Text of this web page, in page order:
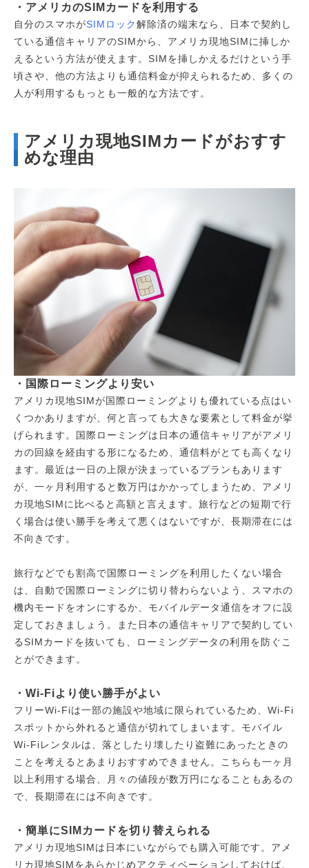
・アメリカのSIMカードを利用する
自分のスマホがSIMロック解除済の端末なら、日本で契約し
ている通信キャリアのSIMから、アメリカ現地SIMに挿しか
えるという方法が使えます。SIMを挿しかえるだけという手
頃さや、他の方法よりも通信料金が抑えられるため、多くの
人が利用するもっとも一般的な方法です。
アメリカ現地SIMカードがおすす
めな理由
・国際ローミングより安い
アメリカ現地SIMが国際ローミングよりも優れている点はい
くつかありますが、何と言っても大きな要素として料金が挙
げられます。国際ローミングは日本の通信キャリアがアメリ
カの回線を経由する形になるため、通信料がとても高くなり
ます。最近は一日の上限が決まっているプランもあります
が、一ヶ月利用すると数万円はかかってしまうため、アメリ
カ現地SIMに比べると高額と言えます。旅行などの短期で行
く場合は使い勝手を考えて悪くはないですが、長期滞在には
不向きです。
旅行などでも割高で国際ローミングを利用したくない場合
は、自動で国際ローミングに切り替わらないよう、スマホの
機内モードをオンにするか、モバイルデータ通信をオフに設
定しておきましょう。また日本の通信キャリアで契約してい
るSIMカードを抜いても、ローミングデータの利用を防ぐこ
とができます。
・Wi-Fiより使い勝手がよい
フリーWi-Fiは一部の施設や地域に限られているため、Wi-Fi
スポットから外れると通信が切れてしまいます。モバイル
Wi-Fiレンタルは、落としたり壊したり盗難にあったときの
ことを考えるとあまりおすすめできません。こちらも一ヶ月
以上利用する場合、月々の値段が数万円になることもあるの
で、長期滞在には不向きです。
・簡単にSIMカードを切り替えられる
アメリカ現地SIMは日本にいながらでも購入可能です。アメ
リカ現地SIMをあらかじめアクティベーションしておけば、